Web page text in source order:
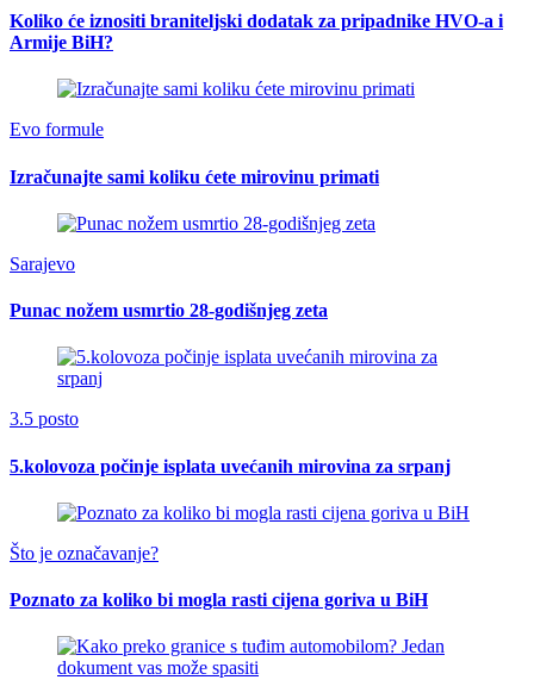
Koliko će iznositi braniteljski dodatak za pripadnike HVO-a i
Armije BiH?
Evo formule
Izračunajte sami koliku ćete mirovinu primati
Sarajevo
Punac nožem usmrtio 28-godišnjeg zeta
3.5 posto
5.kolovoza počinje isplata uvećanih mirovina za srpanj
Što je označavanje?
Poznato za koliko bi mogla rasti cijena goriva u BiH